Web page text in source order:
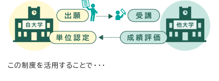
この制度を活用することで・・・